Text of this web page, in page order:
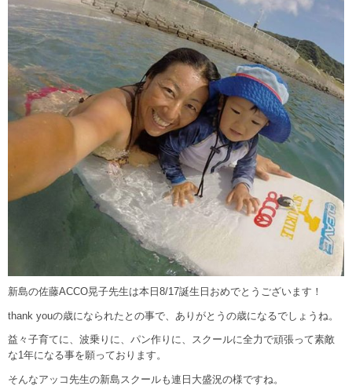
新島の佐藤ACCO晃子先生は本日8/17誕生日おめでとうございます！
thank youの歳になられたとの事で、ありがとうの歳になるでしょうね。
益々子育てに、波乗りに、パン作りに、スクールに全力で頑張って素敵
な1年になる事を願っております。
そんなアッコ先生の新島スクールも連日大盛況の様ですね。